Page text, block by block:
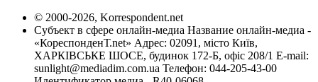
© 2000-2026, Korrespondent.net
Субъект в сфере онлайн-медиа Название онлайн-медиа -
«КореспонденТ.net» Адрес: 02091, місто Київ,
ХАРКІВСЬКЕ ШОСЕ, будинок 172-Б, офіс 208/1 E-mail:
sunlight@mediadim.com.ua Телефон: 044-205-43-00